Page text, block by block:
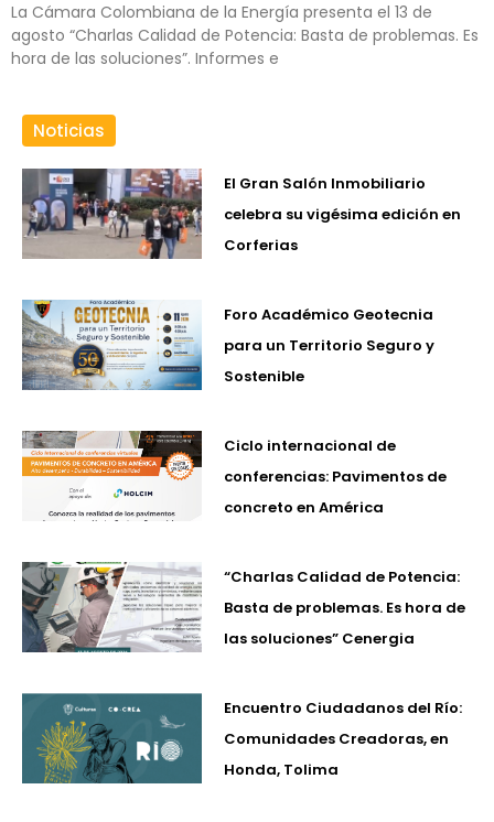
La Cámara Colombiana de la Energía presenta el 13 de
agosto “Charlas Calidad de Potencia: Basta de problemas. Es
hora de las soluciones”. Informes e
Noticias
El Gran Salón Inmobiliario
celebra su vigésima edición en
Corferias
Foro Académico Geotecnia
para un Territorio Seguro y
Sostenible
Ciclo internacional de
conferencias: Pavimentos de
concreto en América
“Charlas Calidad de Potencia:
Basta de problemas. Es hora de
las soluciones” Cenergia
Encuentro Ciudadanos del Río:
Comunidades Creadoras, en
Honda, Tolima